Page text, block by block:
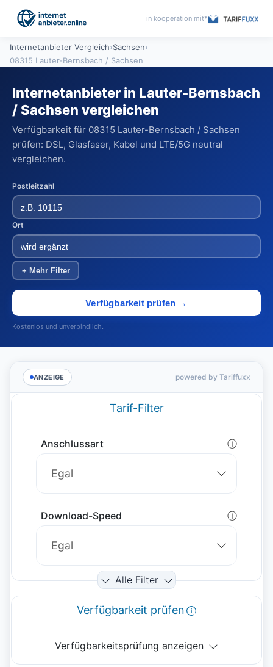
in kooperation mit*
Internetanbieter Vergleich›Sachsen›
08315 Lauter-Bernsbach / Sachsen
Internetanbieter in Lauter-Bernsbach
/ Sachsen vergleichen
Verfügbarkeit für 08315 Lauter-Bernsbach / Sachsen
prüfen: DSL, Glasfaser, Kabel und LTE/5G neutral
vergleichen.
Postleitzahl
Ort
+ Mehr Filter
Verfügbarkeit prüfen →
Kostenlos und unverbindlich.
ANZEIGE powered by Tariffuxx